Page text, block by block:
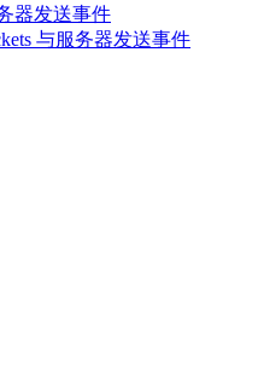
器发送事件
与服务器发送事件